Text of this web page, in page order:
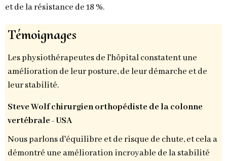
et de la résistance de 18 %.
Témoignages
Les physiothérapeutes de l'hôpital constatent une
amélioration de leur posture, de leur démarche et de
leur stabilité.
Steve Wolf chirurgien orthopédiste de la colonne
vertébrale - USA
Nous parlons d'équilibre et de risque de chute, et cela a
démontré une amélioration incroyable de la stabilité